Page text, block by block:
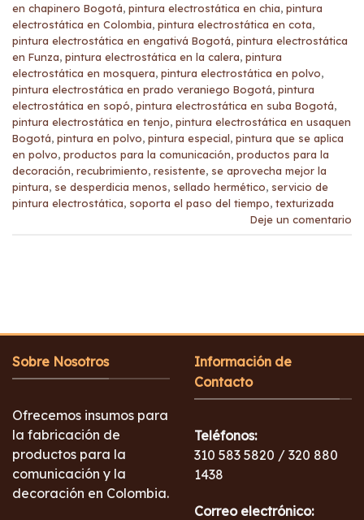
en chapinero Bogotá, pintura electrostática en chia, pintura
electrostática en Colombia, pintura electrostática en cota,
pintura electrostática en engativá Bogotá, pintura electrostática
en Funza, pintura electrostática en la calera, pintura
electrostática en mosquera, pintura electrostática en polvo,
pintura electrostática en prado veraniego Bogotá, pintura
electrostática en sopó, pintura electrostática en suba Bogotá,
pintura electrostática en tenjo, pintura electrostática en usaquen
Bogotá, pintura en polvo, pintura especial, pintura que se aplica
en polvo, productos para la comunicación, productos para la
decoración, recubrimiento, resistente, se aprovecha mejor la
pintura, se desperdicia menos, sellado hermético, servicio de
pintura electrostática, soporta el paso del tiempo, texturizada
Deje un comentario
Sobre Nosotros
Ofrecemos insumos para
la fabricación de
productos para la
comunicación y la
decoración en Colombia.
Información de
Contacto
Teléfonos:
310 583 5820 / 320 880
1438
Correo electrónico: